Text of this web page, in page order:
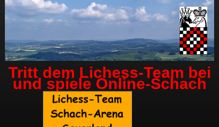
Tritt dem Lichess-Team bei
und spiele Online-Schach